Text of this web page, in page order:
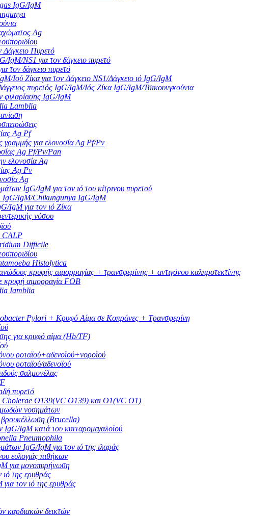
IgG/IgM
Ag
Δάγκειο Πυρετό
IgM/NS1 για τον δάγκειο πυρετό
τον δάγκειο πυρετό
Ιού Ζίκα για τον Δάγκειο NS1/Δάγκειο ιό IgG/IgM
πυρετός IgG/IgM/Ιός Ζίκα IgG/IgM/Τσικουνγκούνια
φιλαρίασης IgG/IgM
Lamblia
Ag Pf
γραμμής για ελονοσία Ag Pf/Pv
Ag Pf/Pv/Pan
ελονοσία Ag
Ag Pv
Ag
IgG/IgM για τον ιό του κίτρινου πυρετού
IgG/IgM/Chikungunya IgG/IgM
IgM για τον ιό Ζίκα
νόσου
CALP
Difficile
Histolytica
κρυφής αιμορραγίας + τρανσφερίνης + αντιγόνου καλπροτεκτίνης
κρυφή αιμορραγία FOB
Iamblia
Pylori + Κρυφό Αίμα σε Κοπράνες + Τρανσφερίνη
για κρυφό αίμα (Hb/TF)
ροταϊού+αδενοϊού+νοροϊού
ροταϊού/αδενοϊού
σαλμονέλας
πυρετό
Cholerae O139(VC O139) και O1(VC O1)
νοσημάτων
βρουκέλλωση (Brucella)
IgG/IgM κατά του κυτταρομεγαλοϊού
Pneumophila
IgG/IgM για τον ιό της ιλαράς
ευλογιάς πιθήκων
για μονοπυρήνωση
της ερυθράς
τον ιό της ερυθράς
καρδιακών δεικτών